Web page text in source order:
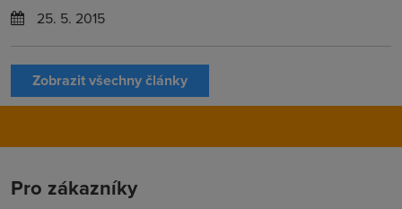
25. 5. 2015
Zobrazit všechny články
Pro zákazníky